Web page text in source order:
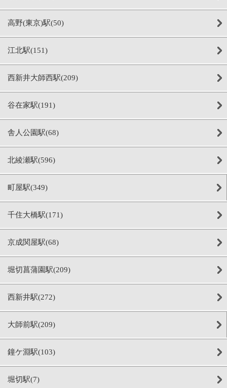
高野(東京)駅(50)
江北駅(151)
西新井大師西駅(209)
谷在家駅(191)
舎人公園駅(68)
北綾瀬駅(596)
町屋駅(349)
千住大橋駅(171)
京成関屋駅(68)
堀切菖蒲園駅(209)
西新井駅(272)
大師前駅(209)
鐘ケ淵駅(103)
堀切駅(7)